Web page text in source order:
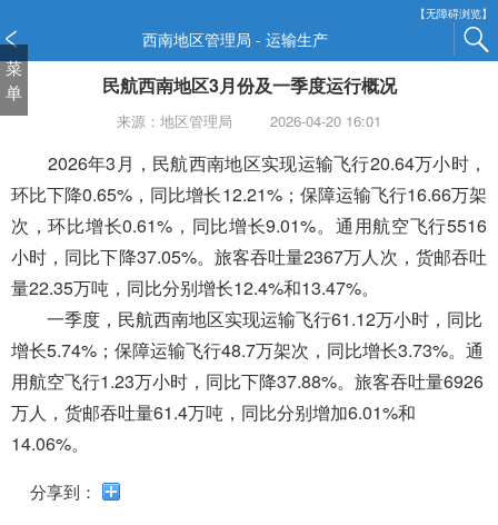
【无障碍浏览】
西南地区管理局 - 运输生产
菜
单
民航西南地区3月份及一季度运行概况
来源：地区管理局 2026-04-20 16:01
2026年3月，民航西南地区实现运输飞行20.64万小时，
环比下降0.65% ，同比增长12.21%；保障运输飞行16.66万架
次，环比增长0.61%，同比增长9.01%。通用航空飞行5516
小时，同比下降37.05%。旅客吞吐量2367万人次，货邮吞吐
量22.35万吨，同比分别增长12.4%和13.47%。
一季度，民航西南地区实现运输飞行61.12万小时，同比
增长5.74%；保障运输飞行48.7万架次，同比增长3.73%。通
用航空飞行1.23万小时，同比下降37.88%。 旅客吞吐量6926
万人，货邮吞吐量61.4万吨，同比分别增加6.01%和
14.06%。
分享到：
窗
口
打
碍
说
明
页
面,
加
波
浪
键
打